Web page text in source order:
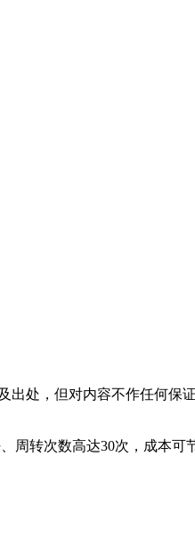
处，但对内容不作任何保
周转次数高达30次，成本